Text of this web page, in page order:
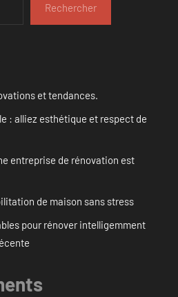
Rechercher
et tendances.
: alliez esthétique et respect de
entreprise de rénovation est
de maison sans stress
pour rénover intelligemment